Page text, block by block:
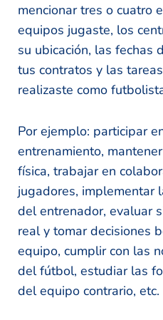
mencionar tres o cuatro
equipos jugaste, los
su ubicación, las fechas
tus contratos y las
realizaste como
Por ejemplo: participar
entrenamiento,
física, trabajar en
jugadores, implementar
del entrenador, evaluar
real y tomar decisiones
equipo, cumplir con las
del fútbol, estudiar las
del equipo contrario, etc.